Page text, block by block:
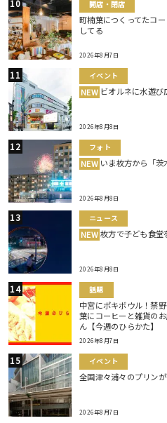
開店・閉店
町楠葉につくってたコ
してる
2026年8月7日
イベント
NEW ビオルネに水遊び
2026年8月8日
フォト
NEW いま枚方から「茨
2026年8月8日
ニュース
NEW 枚方で子ども食堂
2026年8月8日
話題
中宮にポキボウル！禁
葉にコーヒーと雑貨の
ん【今週のひらかた】
2026年8月7日
イベント
全国津々浦々のプリンが
2026年8月7日